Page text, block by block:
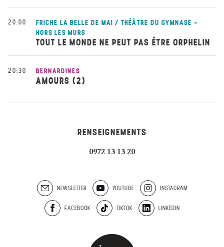
20:00
FRICHE LA BELLE DE MAI / THÉÂTRE DU GYMNASE -
HORS LES MURS
TOUT LE MONDE NE PEUT PAS ÊTRE ORPHELIN
20:30 BERNARDINES
AMOURS (2)
RENSEIGNEMENTS
0972 13 13 20
NEWSLETTER YOUTUBE INSTAGRAM
FACEBOOK TIKTOK LINKEDIN